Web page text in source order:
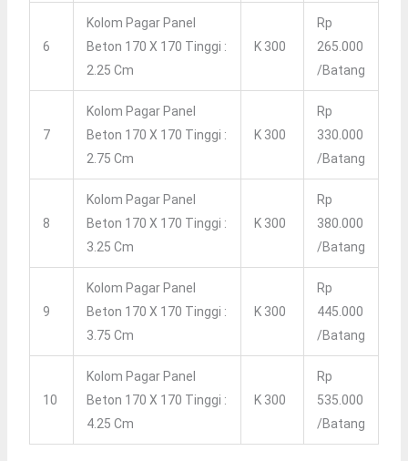
6
Kolom Pagar Panel
Beton 170 X 170 Tinggi :
2.25 Cm
K 300
Rp
265.000
/batang
7
Kolom Pagar Panel
Beton 170 X 170 Tinggi :
2.75 Cm
K 300
Rp
330.000
/batang
8
Kolom Pagar Panel
Beton 170 X 170 Tinggi :
3.25 Cm
K 300
Rp
380.000
/batang
9
Kolom Pagar Panel
Beton 170 X 170 Tinggi :
3.75 Cm
K 300
Rp
445.000
/batang
10
Kolom Pagar Panel
Beton 170 X 170 Tinggi :
4.25 Cm
K 300
Rp
535.000
/batang